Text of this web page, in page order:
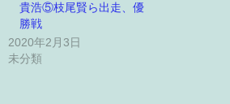
貴浩⑤枝尾賢ら出走、優
勝戦
2020年2月3日
未分類